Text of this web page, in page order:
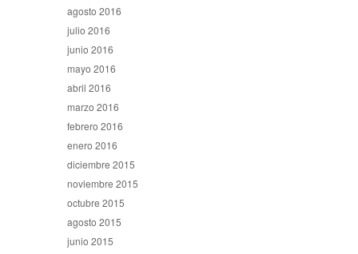
agosto 2016
julio 2016
junio 2016
mayo 2016
abril 2016
marzo 2016
febrero 2016
enero 2016
diciembre 2015
noviembre 2015
octubre 2015
agosto 2015
junio 2015